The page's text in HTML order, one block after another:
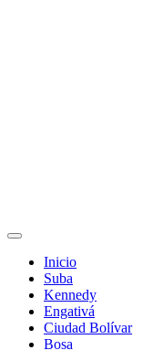
Inicio
Suba
Kennedy
Engativá
Ciudad Bolívar
Bosa